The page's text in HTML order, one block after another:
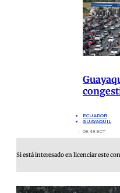
ECUADOR
GUAYAQUIL
09:49 ECT
Si está interesado en licenciar este